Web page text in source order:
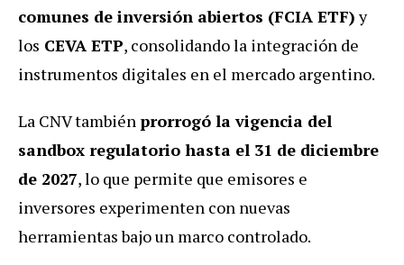
comunes de inversión abiertos (FCIA ETF)y
los CEVA ETP, consolidando la integración de
instrumentos digitales en el mercado argentino.
La CNV tambiénprorrogó la vigencia del
sandbox regulatorio hasta el 31 de diciembre
de 2027, lo que permite que emisores e
inversores experimenten con nuevas
herramientas bajo un marco controlado.